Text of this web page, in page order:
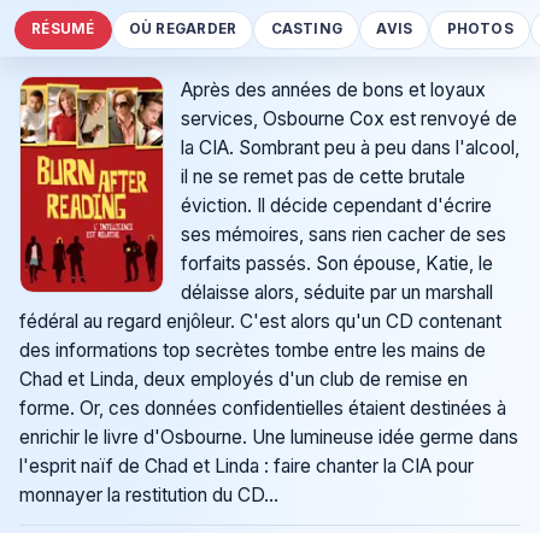
RÉSUMÉ OÙ REGARDER CASTING AVIS PHOTOS
Après des années de bons et loyaux
services, Osbourne Cox est renvoyé de
la CIA. Sombrant peu à peu dans l'alcool,
il ne se remet pas de cette brutale
éviction. Il décide cependant d'écrire
ses mémoires, sans rien cacher de ses
forfaits passés. Son épouse, Katie, le
délaisse alors, séduite par un marshall
fédéral au regard enjôleur. C'est alors qu'un CD contenant
des informations top secrètes tombe entre les mains de
Chad et Linda, deux employés d'un club de remise en
forme. Or, ces données confidentielles étaient destinées à
enrichir le livre d'Osbourne. Une lumineuse idée germe dans
l'esprit naïf de Chad et Linda : faire chanter la CIA pour
monnayer la restitution du CD...